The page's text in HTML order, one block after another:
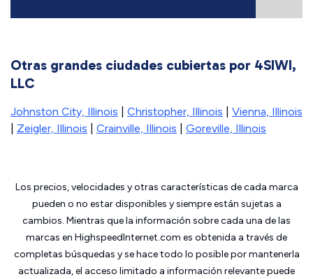
Otras grandes ciudades cubiertas por 4SIWI,
LLC
Johnston City, Illinois Christopher, Illinois
Vienna, Illinois
Zeigler, Illinois Crainville, Illinois Goreville, Illinois
Los precios, velocidades y otras características de cada marca
pueden o no estar disponibles y siempre están sujetas a
cambios. Mientras que la información sobre cada una de las
marcas en HighspeedInternet.com es obtenida a través de
completas búsquedas y se hace todo lo posible por mantenerla
actualizada, el acceso limitado a información relevante puede